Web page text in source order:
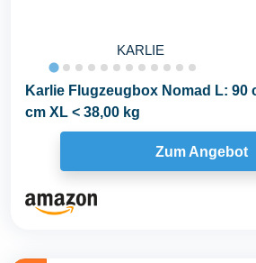
KARLIE
Karlie Flugzeugbox Nomad L: 90
cm XL < 38,00 kg
Zum Angebot